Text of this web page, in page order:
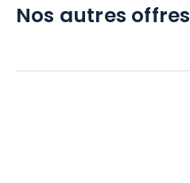
Nos autres offres